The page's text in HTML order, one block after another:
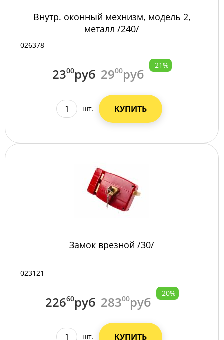
Внутр. оконный мехнизм, модель 2,
металл /240/
026378
2300руб 2900руб
-21%
шт. КУПИТЬ
Замок врезной /30/
023121
22660руб 28300руб
-20%
шт. КУПИТЬ